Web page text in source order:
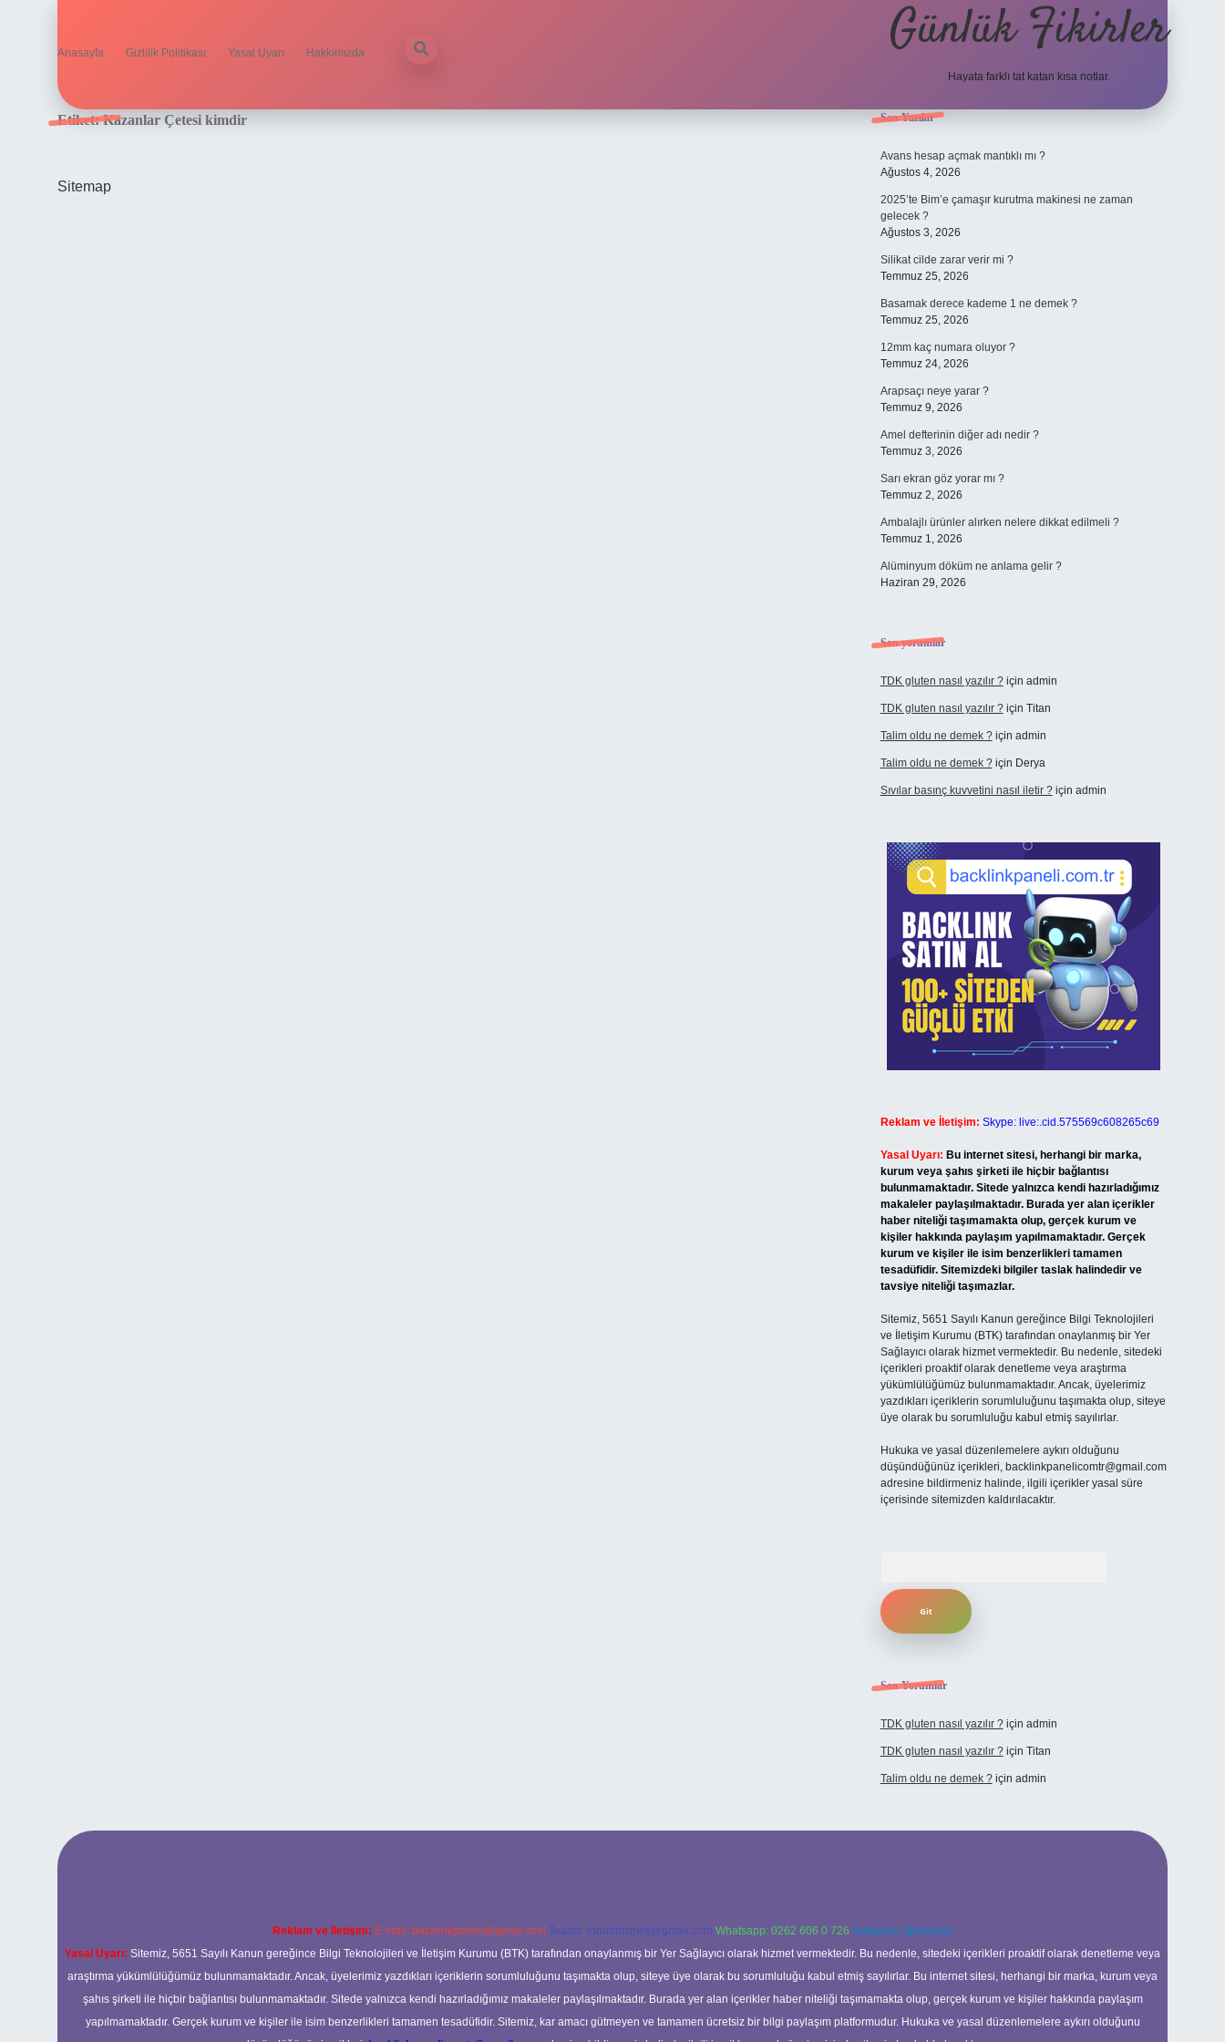
Anasayfa Gizlilik Politikası Yasal Uyarı Hakkımızda Günlük Fikirler
Hayata farklı tat katan kısa notlar.
Etiket:Kazanlar Çetesi kimdir
Sitemap
Sidebar
Son Yazılar
Avans hesap açmak mantıklı mı ?
Ağustos 4, 2026
2025’te Bim’e çamaşır kurutma makinesi ne zaman
gelecek ?
Ağustos 3, 2026
Silikat cilde zarar verir mi ?
Temmuz 25, 2026
Basamak derece kademe 1 ne demek ?
Temmuz 25, 2026
12mm kaç numara oluyor ?
Temmuz 24, 2026
Arapsaçı neye yarar ?
Temmuz 9, 2026
Amel defterinin diğer adı nedir ?
Temmuz 3, 2026
Sarı ekran göz yorar mı ?
Temmuz 2, 2026
Ambalajlı ürünler alırken nelere dikkat edilmeli ?
Temmuz 1, 2026
Alüminyum döküm ne anlama gelir ?
Haziran 29, 2026
Son yorumlar
TDK gluten nasıl yazılır ?için admin
TDK gluten nasıl yazılır ?için Titan
Talim oldu ne demek ?için admin
Talim oldu ne demek ?için Derya
Sıvılar basınç kuvvetini nasıl iletir ?için admin
Reklam ve İletişim: Skype: live:.cid.575569c608265c69
Yasal Uyarı: Bu internet sitesi, herhangi bir marka,
kurum veya şahıs şirketi ile hiçbir bağlantısı
bulunmamaktadır. Sitede yalnızca kendi hazırladığımız
makaleler paylaşılmaktadır. Burada yer alan içerikler
haber niteliği taşımamakta olup, gerçek kurum ve
kişiler hakkında paylaşım yapılmamaktadır. Gerçek
kurum ve kişiler ile isim benzerlikleri tamamen
tesadüfidir. Sitemizdeki bilgiler taslak halindedir ve
tavsiye niteliği taşımazlar.
Sitemiz, 5651 Sayılı Kanun gereğince Bilgi Teknolojileri
ve İletişim Kurumu (BTK) tarafından onaylanmış bir Yer
Sağlayıcı olarak hizmet vermektedir. Bu nedenle, sitedeki
içerikleri proaktif olarak denetleme veya araştırma
yükümlülüğümüz bulunmamaktadır. Ancak, üyelerimiz
yazdıkları içeriklerin sorumluluğunu taşımakta olup, siteye
üye olarak bu sorumluluğu kabul etmiş sayılırlar.
Hukuka ve yasal düzenlemelere aykırı olduğunu
düşündüğünüz içerikleri, backlinkpanelicomtr@gmail.com
adresine bildirmeniz halinde, ilgili içerikler yasal süre
içerisinde sitemizden kaldırılacaktır.
Son Yorumlar
TDK gluten nasıl yazılır ?için admin
TDK gluten nasıl yazılır ?için Titan
Talim oldu ne demek ?için admin
Reklam ve İletişim: E-mail: backlinkpaneli@gmail.com Teams: forumhizmeti@gmail.com Whatsapp: 0262 606 0 726 Telegram: @karabul
Yasal Uyarı: Sitemiz, 5651 Sayılı Kanun gereğince Bilgi Teknolojileri ve İletişim Kurumu (BTK) tarafından onaylanmış bir Yer Sağlayıcı olarak hizmet vermektedir. Bu nedenle, sitedeki içerikleri proaktif olarak denetleme veya
araştırma yükümlülüğümüz bulunmamaktadır. Ancak, üyelerimiz yazdıkları içeriklerin sorumluluğunu taşımakta olup, siteye üye olarak bu sorumluluğu kabul etmiş sayılırlar. Bu internet sitesi, herhangi bir marka, kurum veya
şahıs şirketi ile hiçbir bağlantısı bulunmamaktadır. Sitede yalnızca kendi hazırladığımız makaleler paylaşılmaktadır. Burada yer alan içerikler haber niteliği taşımamakta olup, gerçek kurum ve kişiler hakkında paylaşım
yapılmamaktadır. Gerçek kurum ve kişiler ile isim benzerlikleri tamamen tesadüfidir. Sitemiz, kar amacı gütmeyen ve tamamen ücretsiz bir bilgi paylaşım platformudur. Hukuka ve yasal düzenlemelere aykırı olduğunu